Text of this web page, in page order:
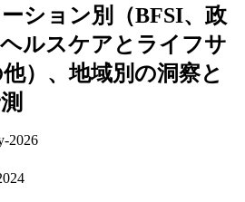
ション別（BFSI、政
ルスケアとライフサ
）、地域別の洞察と
2026